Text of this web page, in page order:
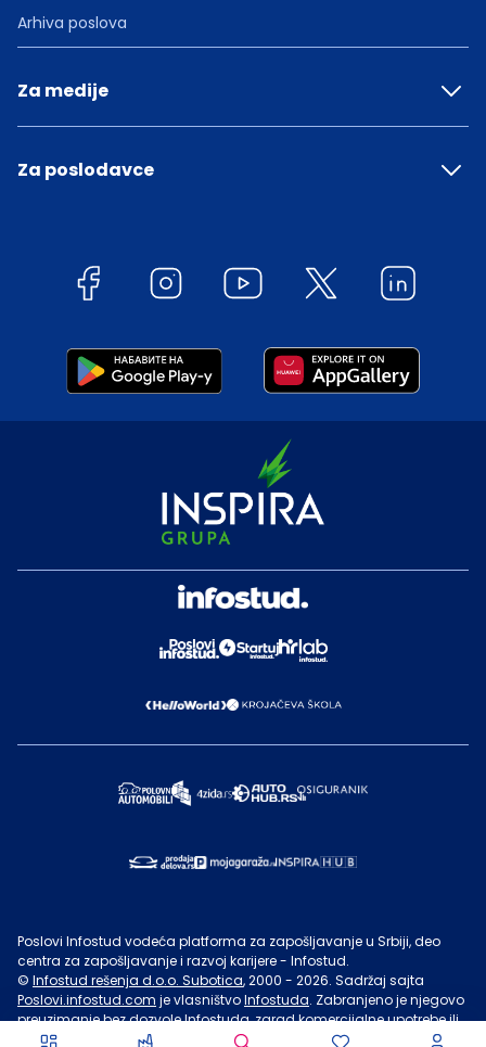
Arhiva poslova
Za medije
Za poslodavce
Poslovi Infostud vodeća platforma za zapošljavanje u Srbiji, deo
centra za zapošljavanje i razvoj karijere - Infostud.
© Infostud rešenja d.o.o. Subotica, 2000 - 2026. Sadržaj sajta
Poslovi.infostud.com je vlasništvoInfostuda. Zabranjeno je njegovo
preuzimanje bez dozvoleInfostuda, zarad komercijalne upotrebe ili
u druge svrhe, osim za lične potrebe posetilaca sajta.